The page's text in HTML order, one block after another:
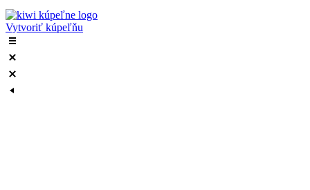
Vytvoriť kúpeľňu